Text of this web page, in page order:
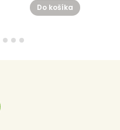
Do košíka